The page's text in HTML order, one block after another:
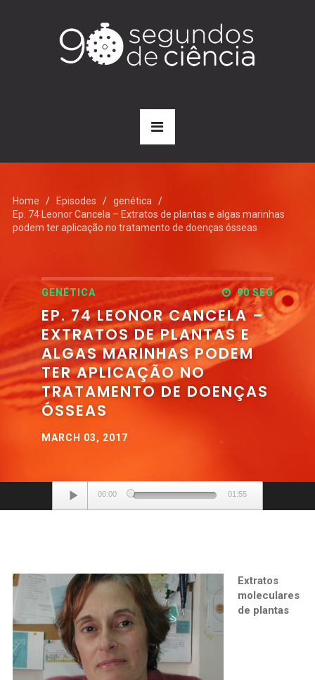
Home Episodes
genética
Ep. 74 Leonor Cancela – Extratos de plantas e algas marinhas
podem ter aplicação no tratamento de doenças ósseas
GENÉTICA 90 SEG
EP. 74 LEONOR CANCELA –
EXTRATOS DE PLANTAS E
ALGAS MARINHAS PODEM
TER APLICAÇÃO NO
TRATAMENTO DE DOENÇAS
ÓSSEAS
MARCH 03, 2017
Audio
Player
00:00 01:55
Extratos
moleculares
de plantas